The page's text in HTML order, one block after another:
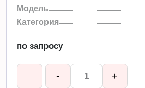
Модель
Категория
по запросу
- +